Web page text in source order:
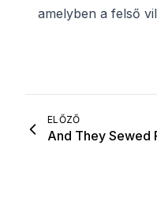
amelyben a felső
ELŐZŐ